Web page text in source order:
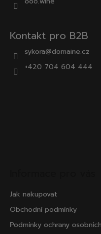
Kontakt pro B2B
sykora@domaine.cz
+420 704 604 444
Jak nakupovat
Obchodní podmínky
Podmínky ochrany